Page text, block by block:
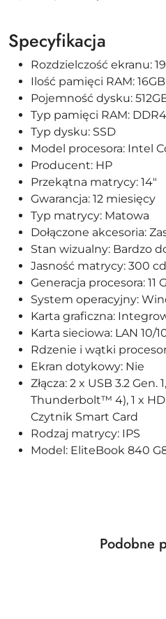
Specyfikacja
Rozdzielczość ekranu:
Ilość pamięci RAM: 16GB
Pojemność dysku:
Typ pamięci RAM: DDR4
Typ dysku: SSD
Model procesora: Intel
Producent: HP
Przekątna matrycy: 14"
Gwarancja: 12 miesięcy
Typ matrycy: Matowa
Dołączone akcesoria:
Stan wizualny: Bardzo
Jasność matrycy: 300
Generacja procesora: 11
System operacyjny:
Karta graficzna:
Karta sieciowa: LAN 10/
Rdzenie i wątki
Ekran dotykowy: Nie
Złącza: 2 x USB 3.2 Gen.
Thunderbolt™ 4), 1 x
Czytnik Smart Card
Rodzaj matrycy: IPS
Model: EliteBook 840
Pomiń karuzelęProdukty
Podobne